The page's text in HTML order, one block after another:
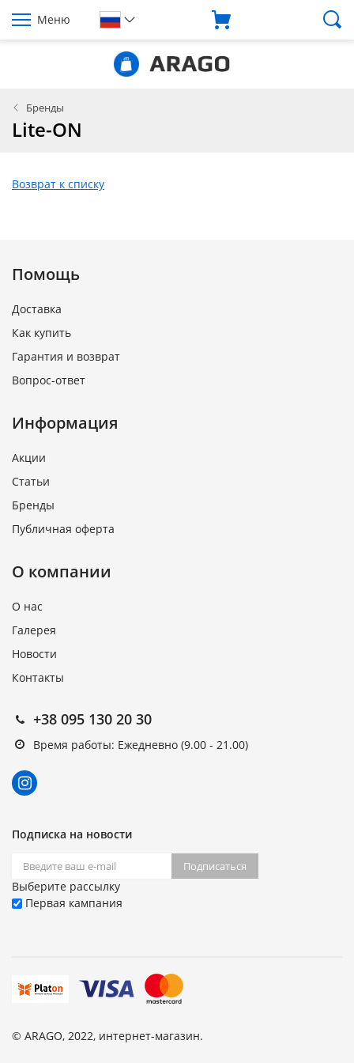
Меню
Бренды
Lite-ON
Возврат к списку
Помощь
Доставка
Как купить
Гарантия и возврат
Вопрос-ответ
Информация
Акции
Статьи
Бренды
Публичная оферта
О компании
О нас
Галерея
Новости
Контакты
+38 095 130 20 30
Время работы: Ежедневно (9.00 - 21.00)
Подписка на новости
Подписаться
Выберите рассылку
Первая кампания
© ARAGO, 2022, интернет-магазин.